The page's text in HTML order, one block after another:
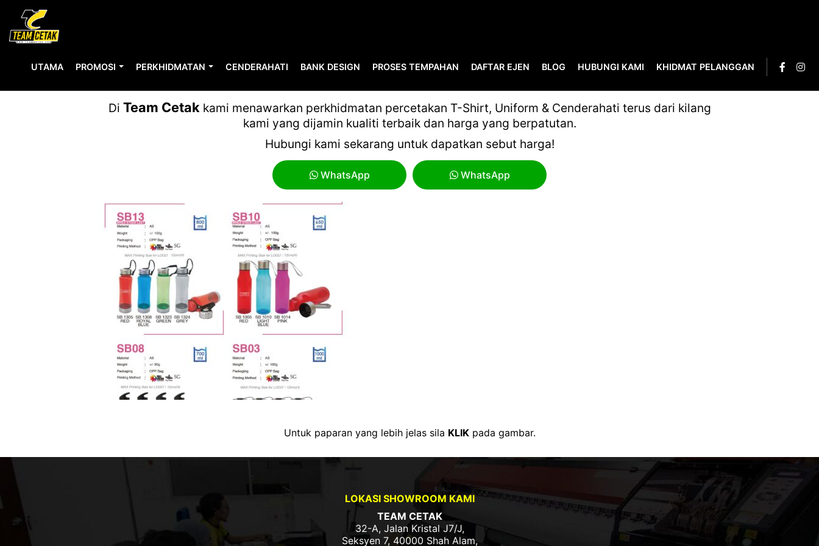
UTAMA PROMOSI PERKHIDMATAN CENDERAHATI BANK DESIGN PROSES TEMPAHAN DAFTAR EJEN BLOG HUBUNGI KAMI KHIDMAT PELANGGAN
Di Team Cetakkami menawarkan perkhidmatan percetakan T-Shirt, Uniform & Cenderahati terus dari kilang
kami yang dijamin kualiti terbaik dan harga yang berpatutan.
Hubungi kami sekarang untuk dapatkan sebut harga!
WhatsApp WhatsApp
Untuk paparan yang lebih jelas sila KLIKpada gambar.
LOKASI SHOWROOM KAMI
TEAM CETAK
32-A, Jalan Kristal J7/J,
Seksyen 7, 40000 Shah Alam,